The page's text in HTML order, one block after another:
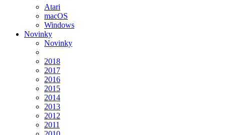
Atari
macOS
Windows
Novinky
Novinky
2018
2017
2016
2015
2014
2013
2012
2011